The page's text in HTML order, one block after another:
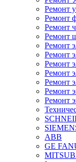
Ремонт
Ремонт
Ремонт
Ремонт
Ремонт
Ремонт
Ремонт
Ремонт
Ремонт
Ремонт
Ремонт
ABB
GE